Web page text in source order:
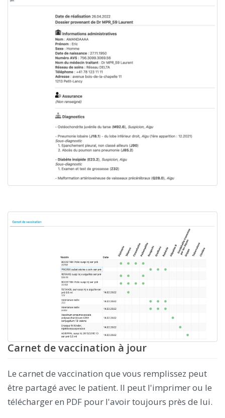
Carnet de vaccination à jour
Le carnet de vaccination que vous remplissez peut
être partagé avec le patient. Il peut l'imprimer ou le
télécharger en PDF pour l'avoir toujours près de lui.